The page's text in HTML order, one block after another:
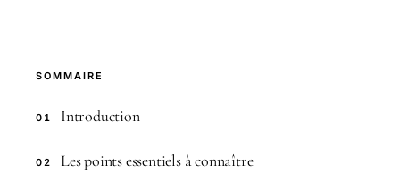
SOMMAIRE
01 Introduction
02 Les points essentiels à connaître